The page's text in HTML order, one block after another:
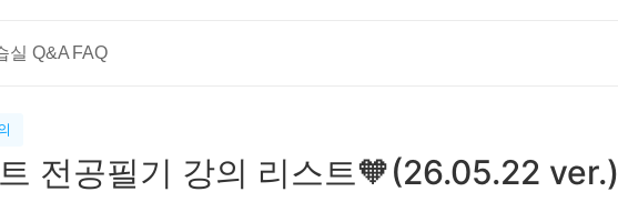
실 Q&A FAQ
온라인 강의
스마트학습실 Q&A
FAQ
합격자소서 핵심분석
전공필기 강의 리스트🧡(26.05.22 ver.)